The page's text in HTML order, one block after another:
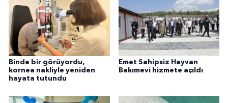
Binde bir görüyordu,
kornea nakliyle yeniden
hayata tutundu
Emet Sahipsiz Hayvan
Bakımevi hizmete açıldı